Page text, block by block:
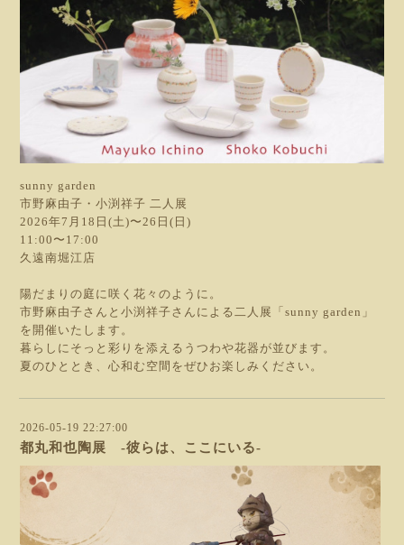
sunny garden
市野麻由子・小渕祥子 二人展
2026年7月18日(土)〜26日(日)
11:00〜17:00
久遠南堀江店
陽だまりの庭に咲く花々のように。
市野麻由子さんと小渕祥子さんによる二人展「sunny garden」
を開催いたします。
暮らしにそっと彩りを添えるうつわや花器が並びます。
夏のひととき、心和む空間をぜひお楽しみください。
2026-05-19 22:27:00
都丸和也陶展 -彼らは、ここにいる-